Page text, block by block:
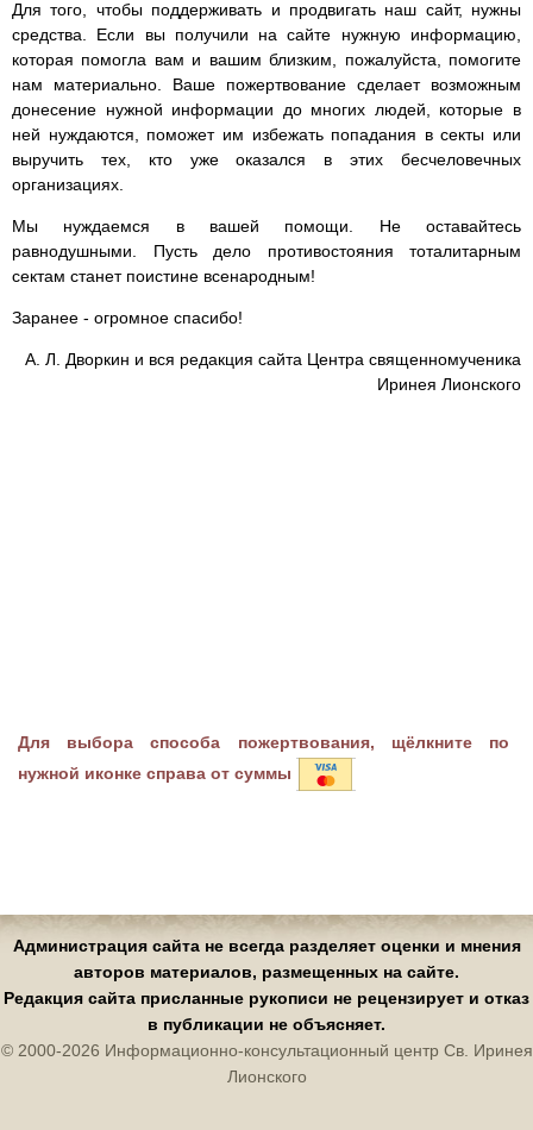
Для того, чтобы поддерживать и продвигать наш сайт, нужны
средства. Если вы получили на сайте нужную информацию,
которая помогла вам и вашим близким, пожалуйста, помогите
нам материально. Ваше пожертвование сделает возможным
донесение нужной информации до многих людей, которые в
ней нуждаются, поможет им избежать попадания в секты или
выручить тех, кто уже оказался в этих бесчеловечных
организациях.
Мы нуждаемся в вашей помощи. Не оставайтесь
равнодушными. Пусть дело противостояния тоталитарным
сектам станет поистине всенародным!
Заранее - огромное спасибо!
А. Л. Дворкин и вся редакция сайта Центра священномученика
Иринея Лионского
Для выбора способа пожертвования, щёлкните по
нужной иконке справа от суммы
Администрация сайта не всегда разделяет оценки и мнения
авторов материалов, размещенных на сайте.
Редакция сайта присланные рукописи не рецензирует и отказ
в публикации не объясняет.
© 2000-2026 Информационно-консультационный центр Св. Иринея
Лионского